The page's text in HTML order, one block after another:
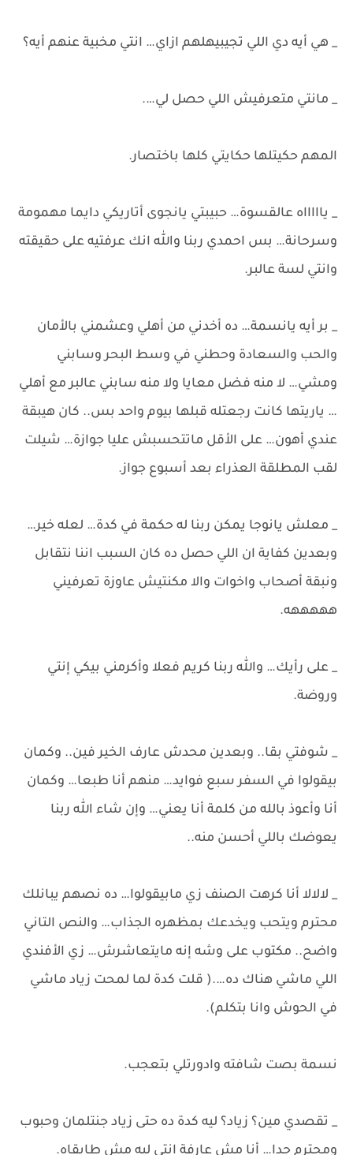
_ هي أيه دي اللي تجيبيهلهم ازاي… انتي مخبية عنهم أيه؟
_ مانتي متعرفيش اللي حصل لي….
المهم حكيتلها حكايتي كلها باختصار.
_ ياااااه عالقسوة… حبيبتي يانجوى أتاريكي دايما مهمومة
وسرحانة… بس احمدي ربنا والله انك عرفتيه على حقيقته
وانتي لسة عالبر.
_ بر أيه يانسمة… ده أخدني من أهلي وعشمني بالأمان
والحب والسعادة وحطني في وسط البحر وسابني
ومشي… لا منه فضل معايا ولا منه سابني عالبر مع أهلي
… ياريتها كانت رجعتله قبلها بيوم واحد بس.. كان هيبقة
عندي أهون… على الأقل ماتتحسبش عليا جوازة… شيلت
لقب المطلقة العذراء بعد أسبوع جواز.
_ معلش يانوجا يمكن ربنا له حكمة في كدة… لعله خير…
وبعدين كفاية ان اللي حصل ده كان السبب اننا نتقابل
ونبقة أصحاب واخوات والا مكنتيش عاوزة تعرفيني
هههههه.
_ على رأيك… والله ربنا كريم فعلا وأكرمني بيكي إنتي
وروضة.
_ شوفتي بقا.. وبعدين محدش عارف الخير فين.. وكمان
بيقولوا في السفر سبع فوايد… منهم أنا طبعا… وكمان
أنا وأعوذ بالله من كلمة أنا يعني… وإن شاء الله ربنا
يعوضك باللي أحسن منه..
_ لالالا أنا كرهت الصنف زي مابيقولوا… ده نصهم يبانلك
محترم ويتحب ويخدعك بمظهره الجذاب… والنص التاني
واضح.. مكتوب على وشه إنه مايتعاشرش… زي الأفندي
اللي ماشي هناك ده….( قلت كدة لما لمحت زياد ماشي
في الحوش وانا بتكلم).
نسمة بصت شافته وادورتلي بتعجب.
_ تقصدي مين؟ زياد؟ ليه كدة ده حتى زياد جنتلمان وحبوب
ومحترم جدا… أنا مش عارفة انتي ليه مش طايقاه.